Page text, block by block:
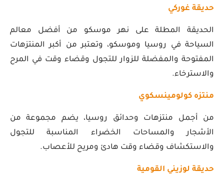
حديقة غوركي
الحديقة المطلة على نهر موسكو من أفضل معالم
السياحة في روسيا وموسكو، وتعتبر من أكبر المنتزهات
المفتوحة والمفضلة للزوار للتجول وقضاء وقت في المرح
والاسترخاء.
منتزه كولومينسكوي
من أجمل منتزهات وحدائق روسيا، يضم مجموعة من
الأشجار والمساحات الخضراء المناسبة للتجول
والاستكشاف وقضاء وقت هادئ ومريح للأعصاب.
حديقة لوزيني القومية